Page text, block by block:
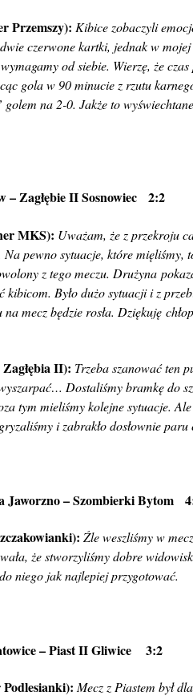
Przemszy): Kibice zobaczyli
czerwone kartki, jednak w
od siebie. Wierzę, że
gola w 90 minucie z rzutu
na 2-0. Jakże to
Zagłębie II Sosnowiec 2:2
MKS): Uważam, że z przekroju
Na pewno sytuacje, które
z tego meczu. Drużyna
kibicom. Było dużo sytuacji i z
mecz będzie rosła. Dziękuję
II): Trzeba szanować ten
Dostaliśmy bramkę do
tym mieliśmy kolejne sytuacje.
i zabrakło dosłownie
Jaworzno – Szombierki Bytom
Źle weszliśmy w
że stworzyliśmy dobre
niego jak najlepiej przygotować.
– Piast II Gliwice 3:2
Mecz z Piastem był